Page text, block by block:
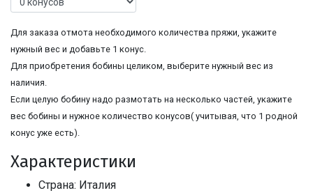
Для заказа отмота необходимого количества пряжи, укажите
нужный вес и добавьте 1 конус.
Для приобретения бобины целиком, выберите нужный вес из
наличия.
Если целую бобину надо размотать на несколько частей, укажите
вес бобины и нужное количество конусов( учитывая, что 1 родной
конус уже есть).
Характеристики
Страна: Италия